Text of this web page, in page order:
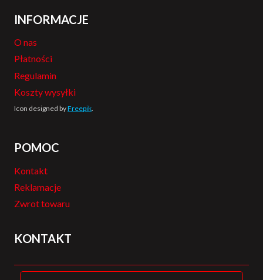
INFORMACJE
O nas
Płatności
Regulamin
Koszty wysyłki
Icon designed byFreepik.
POMOC
Kontakt
Reklamacje
Zwrot towaru
KONTAKT